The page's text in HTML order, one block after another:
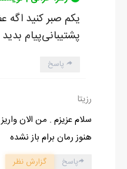
یکم صبر کنید اگه
پشتیبانی‌پیام بدید
پاسخ
رزیتا
سلام عزیزم . من الان
هنوز رمان برام باز نشده
پاسخ گزارش نظر